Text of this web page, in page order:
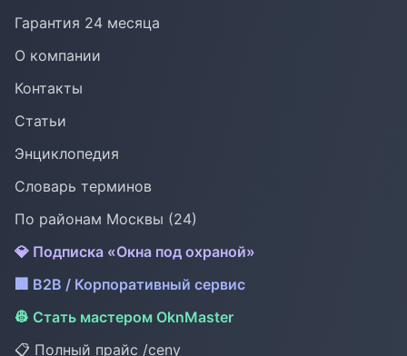
Гарантия 24 месяца
О компании
Контакты
Статьи
Энциклопедия
Словарь терминов
По районам Москвы (24)
💎 Подписка «Окна под охраной»
🏢 B2B / Корпоративный сервис
👷 Стать мастером OknMaster
📋 Полный прайс /ceny